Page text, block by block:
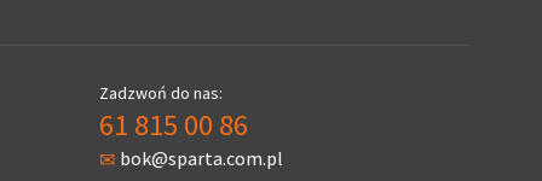
Zadzwoń do nas:
61 815 00 86
bok@sparta.com.pl